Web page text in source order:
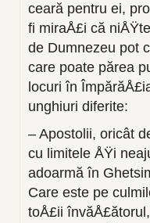
ceară pentru ei,
fi miraÅ£i că
de Dumnezeu pot
care poate părea
locuri în
unghiuri diferite:
– Apostolii, oricât
cu limitele ÅŸi
adoarmă în
Care este pe
toÅ£ii